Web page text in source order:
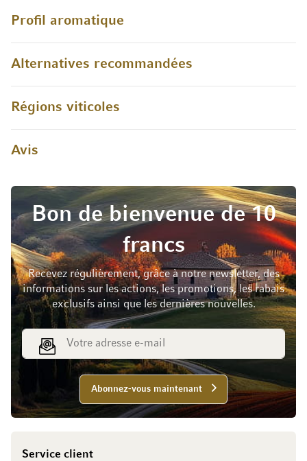
Profil aromatique
Alternatives recommandées
Régions viticoles
Avis
Bon de bienvenue de 10
francs
Recevez régulièrement, grâce à notre newsletter, des
informations sur les actions, les promotions, les rabais
exclusifs ainsi que les dernières nouvelles.
Adresse e-mail
Abonnez-vous maintenant
Service client